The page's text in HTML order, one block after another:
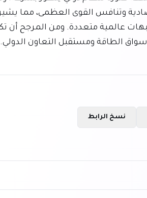
الطاقة ومستقبل التعاون الدولي.
نسخ الرابط